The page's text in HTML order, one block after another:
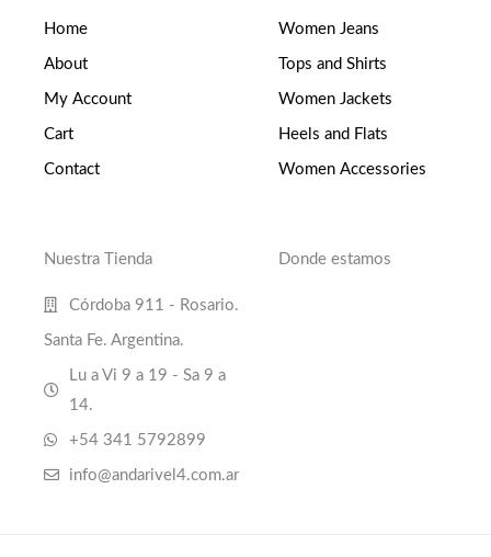
Home
About
My Account
Cart
Contact
Women Jeans
Tops and Shirts
Women Jackets
Heels and Flats
Women Accessories
Nuestra Tienda
Córdoba 911 - Rosario.
Santa Fe. Argentina.
Lu a Vi 9 a 19 - Sa 9 a
14.
+54 341 5792899
info@andarivel4.com.ar
Donde estamos